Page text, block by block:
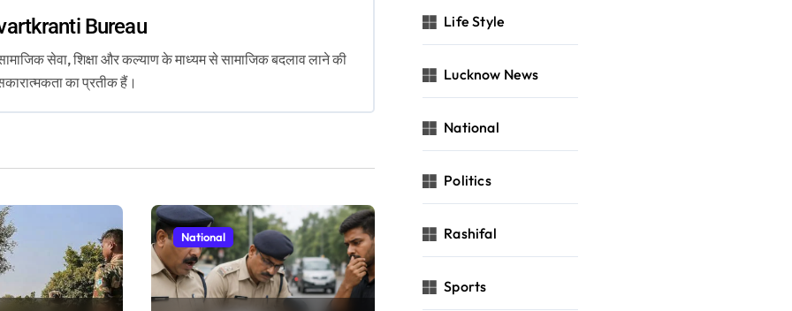
Bureau
सामाजिक सेवा, शिक्षा और कल्याण के माध्यम से सामाजिक बदलाव लाने की
का प्रतीक हैं।
National
Life Style
Lucknow News
National
Politics
Rashifal
Sports